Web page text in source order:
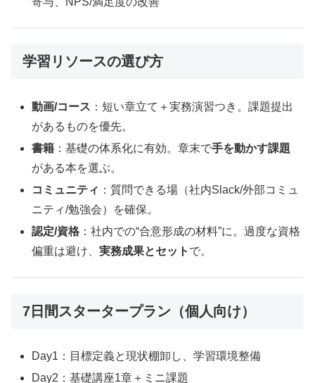
学習リソースの選び方
動画/コース ：短い章立て＋実務演習つき。課題提出
があるものを優先。
書籍 ：基礎の体系化に有効。章末で手を動かす課題
がある本を選ぶ。
コミュニティ ：質問できる場（社内Slack/外部コミュ
ニティ/勉強会）を確保。
認定/資格 ：社内での“合意形成の材料”に。過度な資格
偏重は避け、実務成果とセット で。
7日間スタータープラン（個人向け）
Day1：目標定義と現状棚卸し、学習環境整備
Day2：基礎講座1章＋ミニ課題